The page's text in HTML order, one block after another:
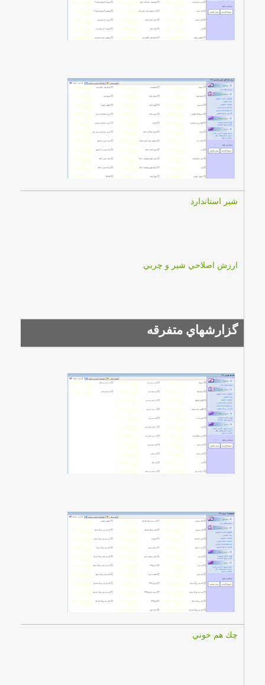
شير استاندارد
ارزش اصلاحي شير و چربي
گزارشهاي متفرقه
چك هم خوني